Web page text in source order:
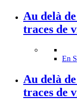
Au delà
traces de
En
Au delà
traces de